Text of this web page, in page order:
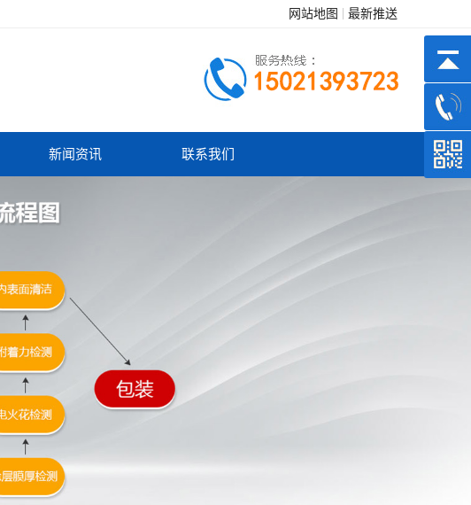
网站地图 最新推送
新闻资讯 联系我们